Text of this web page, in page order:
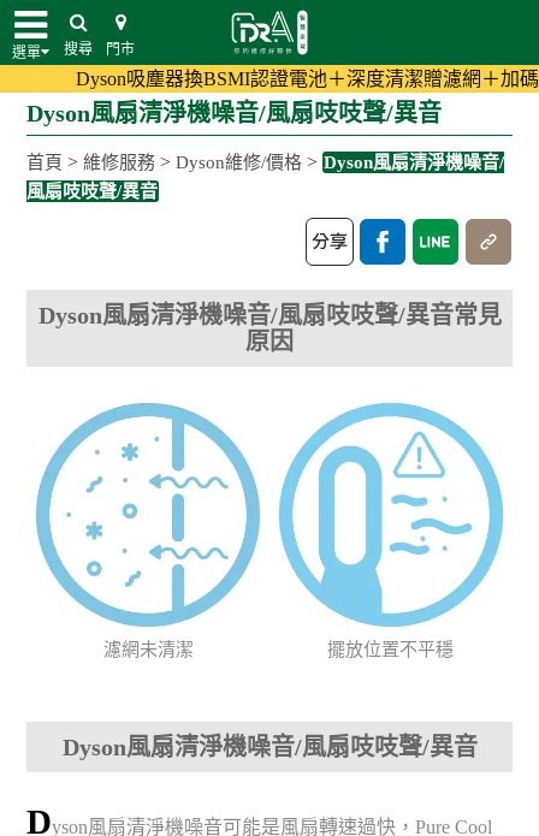
選單 搜尋 門市
Dyson吸塵器換BSMI認證電池＋深度清潔贈濾網＋加碼至180
Dyson風扇清淨機噪音/風扇吱吱聲/異音
首頁 >維修服務 >Dyson維修/價格 > Dyson風扇清淨機噪音/
風扇吱吱聲/異音
Dyson風扇清淨機噪音/風扇吱吱聲/異音常見
原因
濾網未清潔 擺放位置不平穩
Dyson風扇清淨機噪音/風扇吱吱聲/異音
Dyson風扇清淨機噪音可能是風扇轉速過快，Pure Cool